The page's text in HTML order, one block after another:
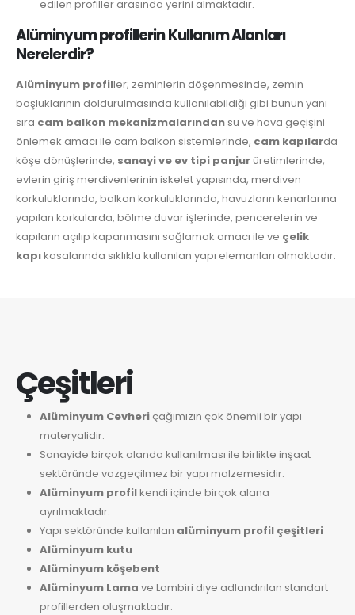
edilen profiller arasında yerini almaktadır.
Alüminyum profillerin Kullanım Alanları
Nerelerdir?
Alüminyum profiller; zeminlerin döşenmesinde, zemin
boşluklarının doldurulmasında kullanılabildiği gibi bunun yanı
sıra cam balkon mekanizmalarından su ve hava geçişini
önlemek amacı ile cam balkon sistemlerinde, cam kapılarda
köşe dönüşlerinde, sanayi ve ev tipi panjurüretimlerinde,
evlerin giriş merdivenlerinin iskelet yapısında, merdiven
korkuluklarında, balkon korkuluklarında, havuzların kenarlarına
yapılan korkularda, bölme duvar işlerinde, pencerelerin ve
kapıların açılıp kapanmasını sağlamak amacı ile ve çelik
kapıkasalarında sıklıkla kullanılan yapı elemanları olmaktadır.
Çeşitleri
Alüminyum Cevheriçağımızın çok önemli bir yapı
materyalidir.
Sanayide birçok alanda kullanılması ile birlikte inşaat
sektöründe vazgeçilmez bir yapı malzemesidir.
Alüminyum profilkendi içinde birçok alana
ayrılmaktadır.
Yapı sektöründe kullanılan alüminyum profil çeşitleri
Alüminyum kutu
Alüminyum köşebent
Alüminyum Lama ve Lambiri diye adlandırılan standart
profillerden oluşmaktadır.